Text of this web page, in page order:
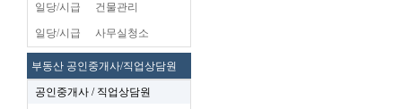
일당/시급 건물관리
일당/시급 사무실청소
부동산 공인중개사/직업상담원
공인중개사 / 직업상담원